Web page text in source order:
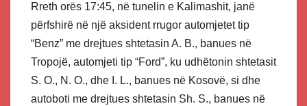
Rreth orës 17:45, në tunelin e Kalimashit, janë
përfshirë në një aksident rrugor automjetet tip
“Benz” me drejtues shtetasin A. B., banues në
Tropojë, automjeti tip “Ford”, ku udhëtonin shtetasit
S. O., N. O., dhe I. L., banues në Kosovë, si dhe
autoboti me drejtues shtetasin Sh. S., banues në